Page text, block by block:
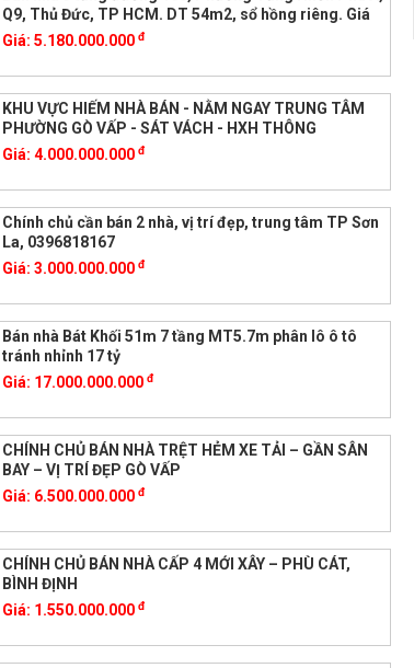
Q9, Thủ Đức, TP HCM. DT 54m2, sổ hồng riêng. Giá
Giá:5.180.000.000đ
KHU VỰC HIẾM NHÀ BÁN - NẰM NGAY TRUNG TÂM
PHƯỜNG GÒ VẤP - SÁT VÁCH - HXH THÔNG
Giá:4.000.000.000đ
Chính chủ cần bán 2 nhà, vị trí đẹp, trung tâm TP Sơn
La, 0396818167
Giá:3.000.000.000đ
Bán nhà Bát Khối 51m 7 tầng MT5.7m phân lô ô tô
tránh nhỉnh 17 tỷ
Giá: 17.000.000.000đ
CHÍNH CHỦ BÁN NHÀ TRỆT HẺM XE TẢI – GẦN SÂN
BAY – VỊ TRÍ ĐẸP GÒ VẤP
Giá: 6.500.000.000đ
CHÍNH CHỦ BÁN NHÀ CẤP 4 MỚI XÂY – PHÙ CÁT,
BÌNH ĐỊNH
Giá: 1.550.000.000đ